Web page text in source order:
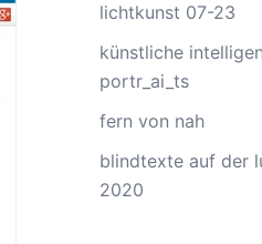
lichtkunst 07-23
künstliche
portr_ai_ts
fern von nah
blindtexte auf der
2020